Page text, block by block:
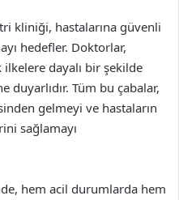
kliniği, hastalarına güvenli
hedefler. Doktorlar,
dayalı bir şekilde
duyarlıdır. Tüm bu çabalar,
gelmeyi ve hastaların
sağlamayı
hem acil durumlarda hem